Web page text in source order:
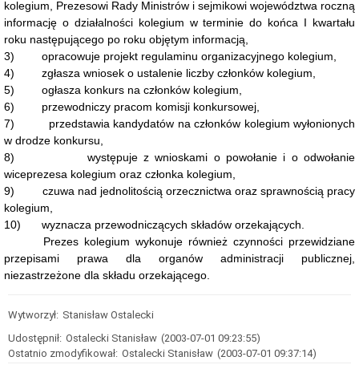
r.
Stan
przyjmowanych
spraw
w
2023
r.
Stan
przyjmowanych
spraw
w
2024
r.
Stan
przyjmowanych
spraw
w
r.
Prezes
Odwoławczego
Prezes
Samorządowego
Kolegium
kolegium, Prezesowi Rady Ministrów i sejmikowi województwa roczną
informację o działalności kolegium w terminie do końca I kwartału
roku następującego po roku objętym informacją,
3)
opracowuje projekt regulaminu organizacyjnego kolegium,
4)
zgłasza wniosek o ustalenie liczby członków kolegium,
5)
ogłasza konkurs na członków kolegium,
6)
przewodniczy pracom komisji konkursowej,
7)
przedstawia kandydatów na członków kolegium wyłonionych
w drodze konkursu,
8)
występuje z wnioskami o powołanie i o odwołanie
wiceprezesa kolegium oraz członka kolegium,
9)
czuwa nad jednolitością orzecznictwa oraz sprawnością pracy
kolegium,
10)
wyznacza przewodniczących składów orzekających.
Prezes kolegium wykonuje również czynności przewidziane
przepisami prawa dla organów administracji publicznej,
niezastrzeżone dla składu orzekającego.
Wytworzył: Stanisław Ostalecki
Udostępnił: Ostalecki Stanisław (2003-07-01 09:23:55)
Ostatnio zmodyfikował: Ostalecki Stanisław (2003-07-01 09:37:14)